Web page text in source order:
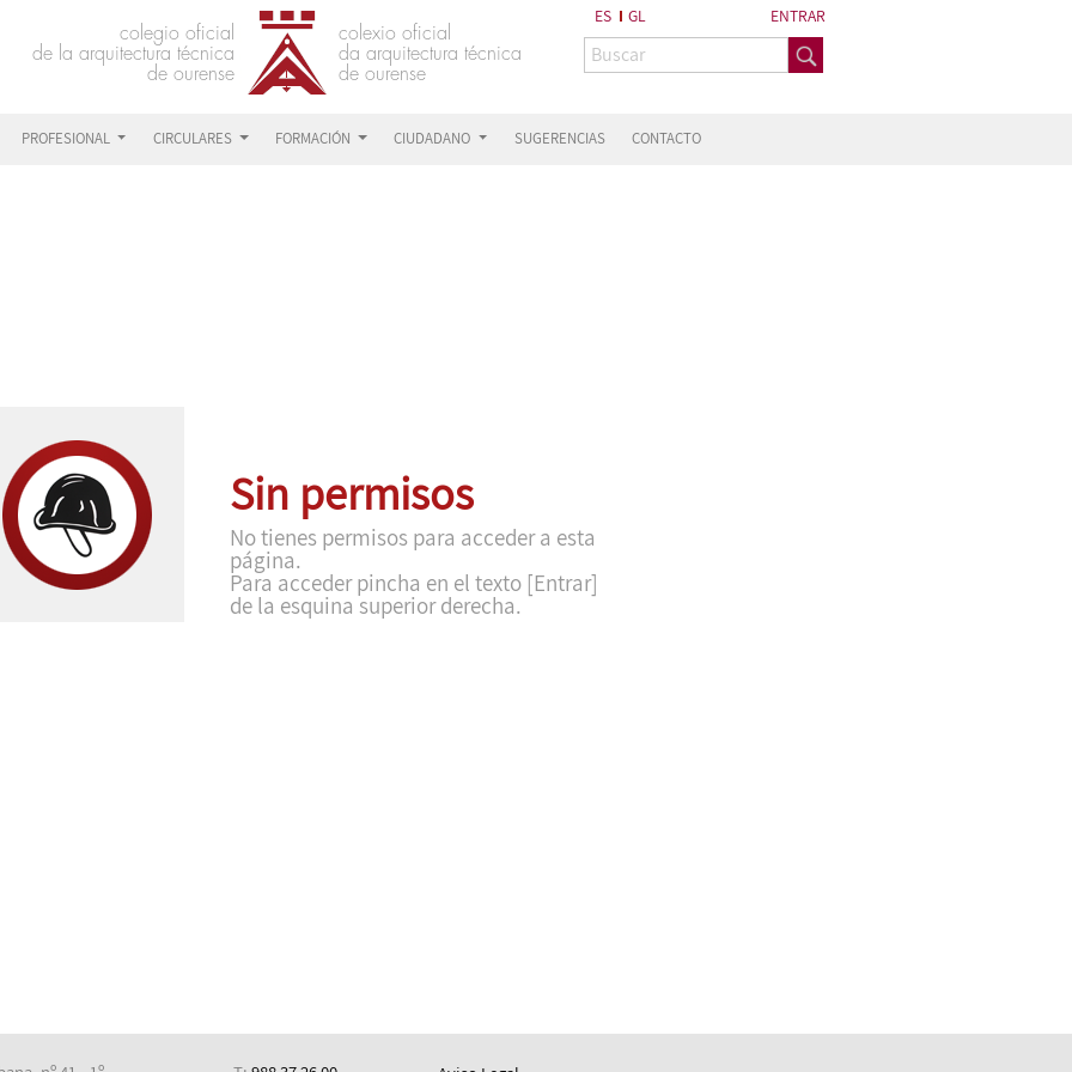
ES GL ENTRAR
PROFESIONAL CIRCULARES FORMACIÓN CIUDADANO SUGERENCIAS CONTACTO
Sin permisos
No tienes permisos para acceder a esta
página.
Para acceder pincha en el texto [Entrar]
de la esquina superior derecha.